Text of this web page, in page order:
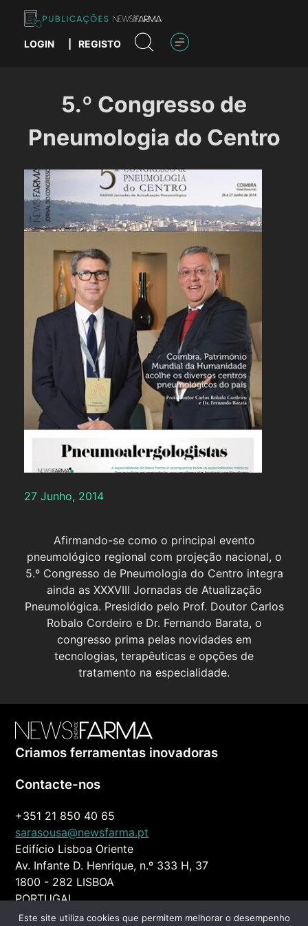
content
Publicações News Farma
LOGIN REGISTO
5.º Congresso de
Pneumologia do Centro
27 Junho, 2014
Afirmando-se como o principal evento
pneumológico regional com projeção nacional, o
5.º Congresso de Pneumologia do Centro integra
ainda as XXXVIII Jornadas de Atualização
Pneumológica. Presidido pelo Prof. Doutor Carlos
Robalo Cordeiro e Dr. Fernando Barata, o
congresso prima pelas novidades em
tecnologias, terapêuticas e opções de
tratamento na especialidade.
Criamos ferramentas inovadoras
Contacte-nos
+351 21 850 40 65
sarasousa@newsfarma.pt
Edifício Lisboa Oriente
Av. Infante D. Henrique, n.º 333 H, 37
1800 - 282 LISBOA
PORTUGAL
Este site utiliza cookies que permitem melhorar o desempenho